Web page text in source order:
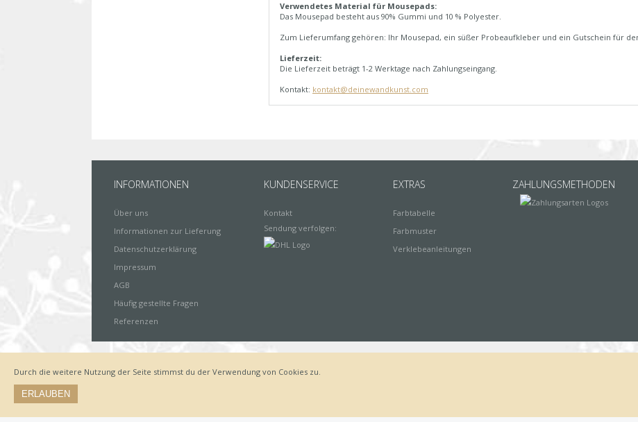
Verwendetes Material für Mousepads:
Das Mousepad besteht aus 90% Gummi und 10 % Polyester.
Zum Lieferumfang gehören: Ihr Mousepad, ein süßer Probeaufkleber und ein Gutschein für
Lieferzeit:
Die Lieferzeit beträgt 1-2 Werktage nach Zahlungseingang.
Kontakt: kontakt@deinewandkunst.com
INFORMATIONEN
Über uns
Informationen zur Lieferung
Datenschutzerklärung
Impressum
AGB
Häufig gestellte Fragen
Referenzen
KUNDENSERVICE
Kontakt
Sendung verfolgen:
EXTRAS
Farbtabelle
Farbmuster
Verklebeanleitungen
ZAHLUNGSMETHODEN
Durch die weitere Nutzung der Seite stimmst du der Verwendung von Cookies zu.
ERLAUBEN